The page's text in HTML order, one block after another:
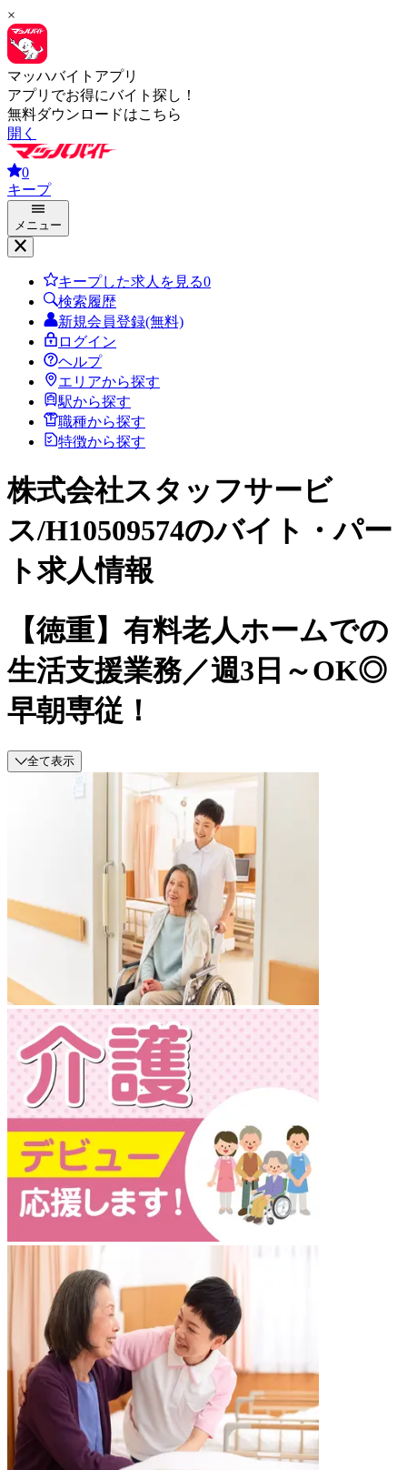
×
マッハバイトアプリ
アプリでお得にバイト探し！
無料ダウンロードはこちら
開く
0
キープ
メニュー
キープした求人を見る0
検索履歴
新規会員登録(無料)
ログイン
ヘルプ
エリアから探す
駅から探す
職種から探す
特徴から探す
株式会社スタッフサービ
ス/H10509574のバイト・パー
ト求人情報
【徳重】有料老人ホームでの
生活支援業務／週3日～OK◎
早朝専従！
全て表示